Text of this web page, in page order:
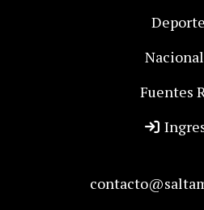
Fuentes